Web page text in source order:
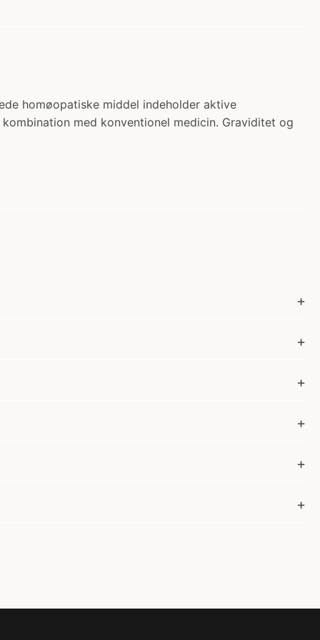
homøopatiske middel indeholder aktive
med konventionel medicin. Graviditet og